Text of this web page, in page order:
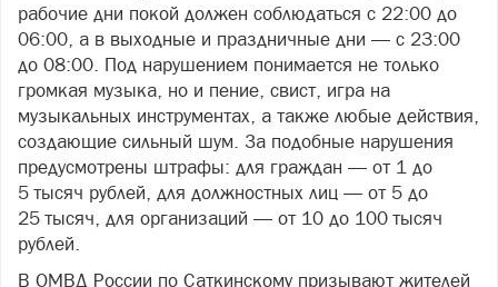
рабочие дни покой должен соблюдаться с 22:00 до
06:00, а в выходные и праздничные дни — с 23:00
до 08:00. Под нарушением понимается не только
громкая музыка, но и пение, свист, игра на
музыкальных инструментах, а также любые действия,
создающие сильный шум. За подобные нарушения
предусмотрены штрафы: для граждан — от 1 до
5 тысяч рублей, для должностных лиц — от 5 до
25 тысяч, для организаций — от 10 до 100 тысяч
рублей.
В ОМВД России по Саткинскому призывают жителей